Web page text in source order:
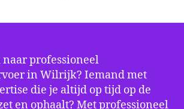
naar professioneel
in Wilrijk? Iemand met
die je altijd op tijd op de
en ophaalt? Met professioneel